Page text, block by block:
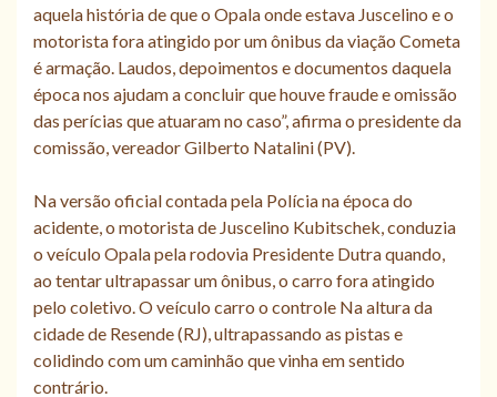
aquela história de que o Opala onde estava Juscelino e o
motorista fora atingido por um ônibus da viação Cometa
é armação. Laudos, depoimentos e documentos daquela
época nos ajudam a concluir que houve fraude e omissão
das perícias que atuaram no caso”, afirma o presidente da
comissão, vereador Gilberto Natalini (PV).
Na versão oficial contada pela Polícia na época do
acidente, o motorista de Juscelino Kubitschek, conduzia
o veículo Opala pela rodovia Presidente Dutra quando,
ao tentar ultrapassar um ônibus, o carro fora atingido
pelo coletivo. O veículo carro o controle Na altura da
cidade de Resende (RJ), ultrapassando as pistas e
colidindo com um caminhão que vinha em sentido
contrário.